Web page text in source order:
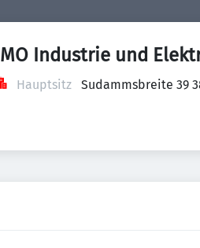
IMO Industrie und
Hauptsitz Sudammsbreite 39